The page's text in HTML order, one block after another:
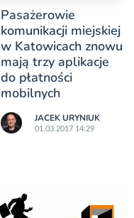
Pasażerowie
komunikacji miejskiej
w Katowicach znowu
mają trzy aplikacje
do płatności
mobilnych
JACEK URYNIUK
01.03.2017 14:29